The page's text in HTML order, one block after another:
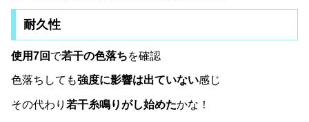
耐久性
使用7回 で若干の色落ちを確認
色落ちしても強度に影響は出ていない感じ
その代わり 若干糸鳴りがし始めたかな！